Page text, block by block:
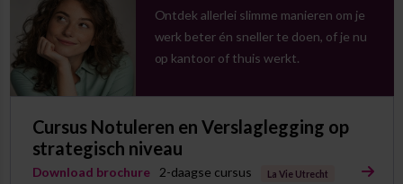
Ontdek allerlei slimme manieren om je
werk beter én sneller te doen, of je nu
op kantoor of thuis werkt.
Cursus Notuleren en Verslaglegging op
strategisch niveau
Download brochure 2-daagse cursus La Vie Utrecht